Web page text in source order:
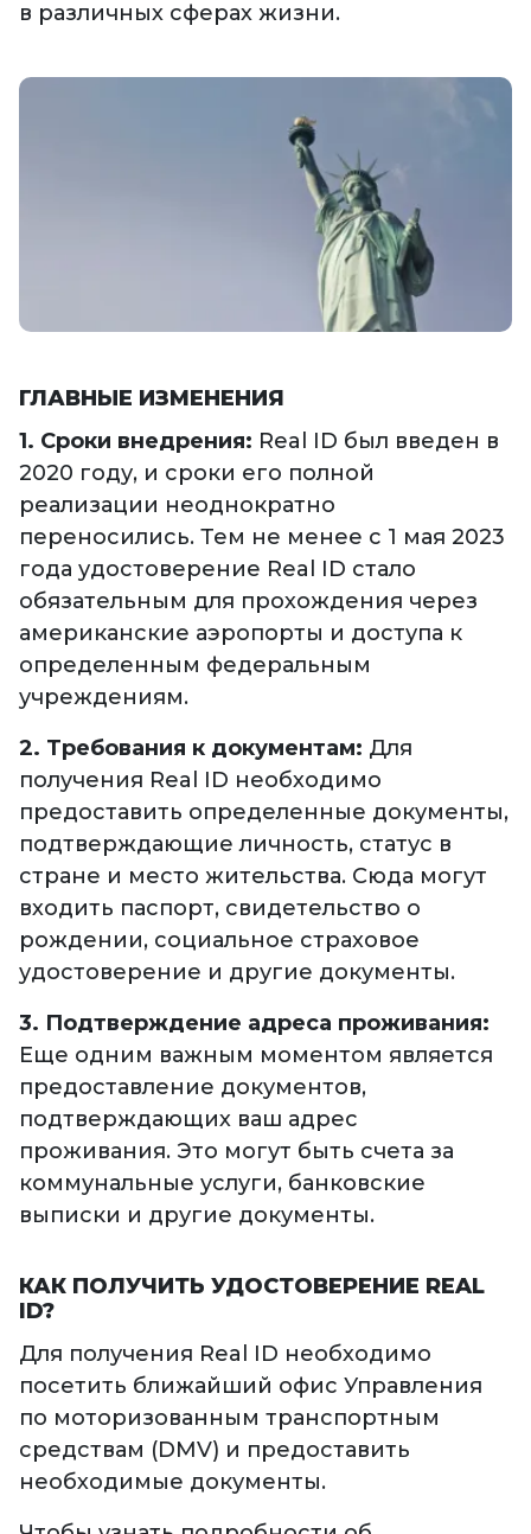
в различных сферах жизни.
ГЛАВНЫЕ ИЗМЕНЕНИЯ
1. Сроки внедрения: Real ID был введен в
2020 году, и сроки его полной
реализации неоднократно
переносились. Тем не менее с 1 мая 2023
года удостоверение Real ID стало
обязательным для прохождения через
американские аэропорты и доступа к
определенным федеральным
учреждениям.
2. Требования к документам: Для
получения Real ID необходимо
предоставить определенные документы,
подтверждающие личность, статус в
стране и место жительства. Сюда могут
входить паспорт, свидетельство о
рождении, социальное страховое
удостоверение и другие документы.
3. Подтверждение адреса проживания:
Еще одним важным моментом является
предоставление документов,
подтверждающих ваш адрес
проживания. Это могут быть счета за
коммунальные услуги, банковские
выписки и другие документы.
КАК ПОЛУЧИТЬ УДОСТОВЕРЕНИЕ REAL
ID?
Для получения Real ID необходимо
посетить ближайший офис Управления
по моторизованным транспортным
средствам (DMV) и предоставить
необходимые документы.